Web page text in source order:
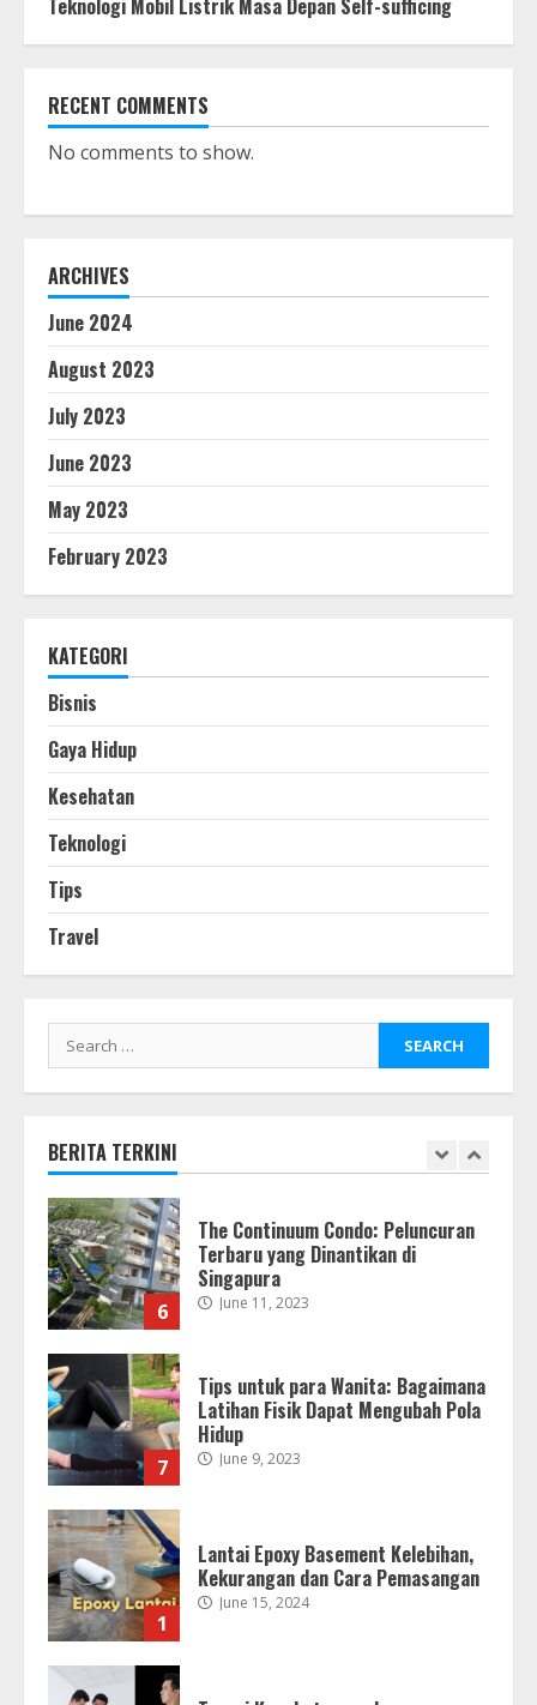
Teknologi Mobil Listrik Masa Depan Self-sufficing
RECENT COMMENTS
No comments to show.
ARCHIVES
June 2024
August 2023
July 2023
June 2023
May 2023
February 2023
KATEGORI
Bisnis
Gaya Hidup
Kesehatan
Teknologi
Tips
Travel
Search
for:
BERITA TERKINI
Terbaru yang Dinantikan di
7
Tips untuk para Wanita: Bagaimana
Latihan Fisik Dapat Mengubah Pola
June 9, 2023
Lantai Epoxy Basement Kelebihan,
2
Fisioterapi
Cara Menggunakan Filter Mirip
July 3, 2023
June 22, 2023
6
The Continuum Condo: Peluncuran
Terbaru yang Dinantikan di
7
Tips untuk para Wanita: Bagaimana
Latihan Fisik Dapat Mengubah Pola
Hidup
June 9, 2023
1
Lantai Epoxy Basement Kelebihan,
Kekurangan dan Cara Pemasangan
June 15, 2024
2
Terapi Kesehatanmu dengan
Fisioterapi
August 1, 2023